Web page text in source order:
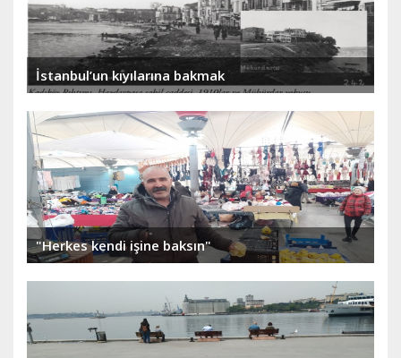
İstanbul’un kıyılarına bakmak
"Herkes kendi işine baksın"